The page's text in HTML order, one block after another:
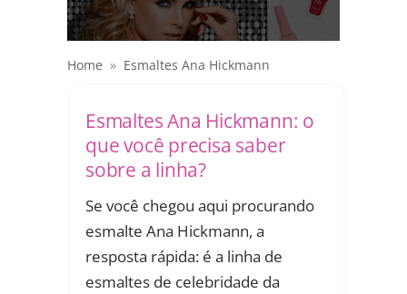
Home » Esmaltes Ana Hickmann
Esmaltes Ana Hickmann: o
que você precisa saber
sobre a linha?
Se você chegou aqui procurando
esmalte Ana Hickmann, a
resposta rápida: é a linha de
esmaltes de celebridade da